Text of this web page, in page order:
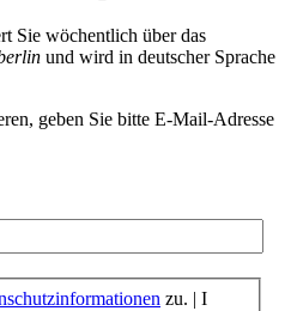
Sie wöchentlich über das
und wird in deutscher Sprache
geben Sie bitte E-Mail-Adresse
zu. | I